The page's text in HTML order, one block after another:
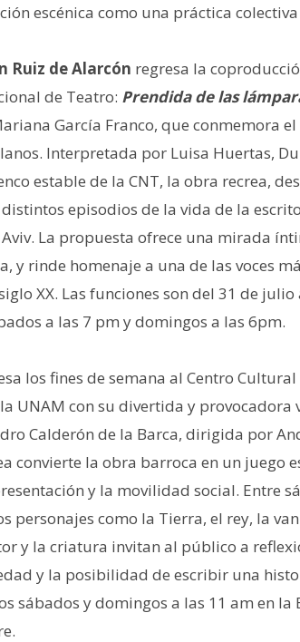
escénica como una práctica
Ruiz de Alarcón regresa la
de Teatro: Prendida de las
García Franco, que conmemora
Interpretada por Luisa Huertas,
estable de la CNT, la obra recrea,
episodios de la vida de la
La propuesta ofrece una mirada
y rinde homenaje a una de las voces
XX. Las funciones son del 31 de
a las 7 pm y domingos a las 6pm.
los fines de semana al Centro
UNAM con su divertida y provocadora
Calderón de la Barca, dirigida por
convierte la obra barroca en un juego
y la movilidad social. Entre
personajes como la Tierra, el rey, la
y la criatura invitan al público a
y la posibilidad de escribir una
sábados y domingos a las 11 am en